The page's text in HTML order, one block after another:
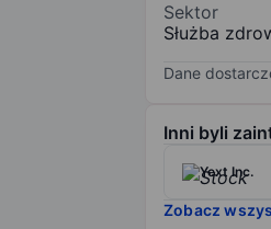
Sektor
Służba
Dane
Inni byli
Yext Inc.
Zobacz